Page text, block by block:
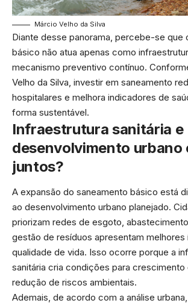
Márcio Velho da Silva
Diante desse panorama, percebe-se que
básico não atua apenas como
mecanismo preventivo contínuo.
Velho da Silva, investir em saneamento
hospitalares e melhora indicadores de
forma sustentável.
Infraestrutura sanitária e
desenvolvimento urbano
juntos?
A expansão do saneamento básico está
ao desenvolvimento urbano planejado.
priorizam redes de esgoto,
gestão de resíduos apresentam melhores
qualidade de vida. Isso ocorre porque a
sanitária cria condições para crescimento
redução de riscos ambientais.
Ademais, de acordo com a análise